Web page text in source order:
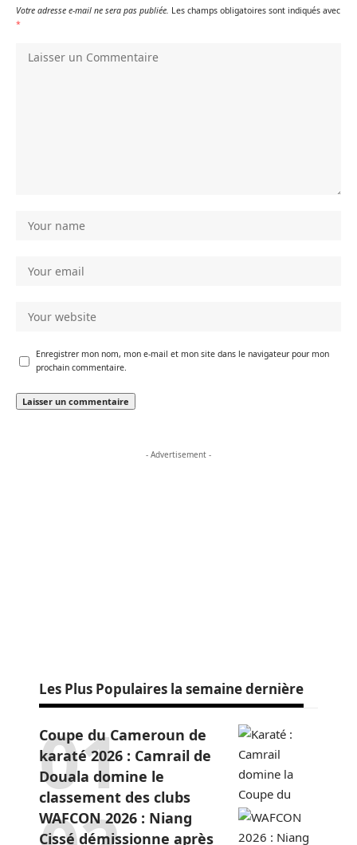
Votre adresse e-mail ne sera pas publiée. Les champs obligatoires sont indiqués avec
*
Enregistrer mon nom, mon e-mail et mon site dans le navigateur pour mon
prochain commentaire.
- Advertisement -
Les Plus Populaires la semaine dernière
Coupe du Cameroun de
karaté 2026 : Camrail de
Douala domine le
classement des clubs
WAFCON 2026 : Niang
Cissé démissionne après